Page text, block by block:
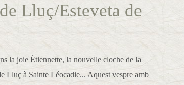
Lluç/Esteveta de
la joie Étiennette, la nouvelle cloche de la
Lluç à Sainte Léocadie... Aquest vespre amb